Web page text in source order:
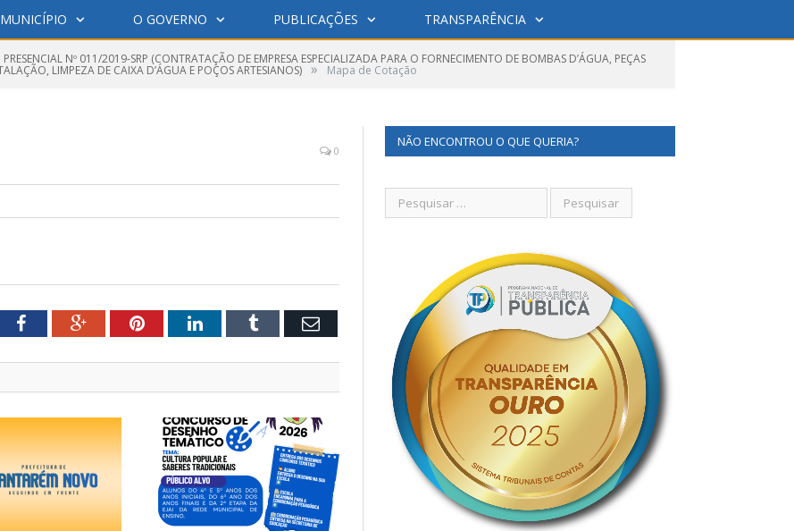
O GOVERNO PUBLICAÇÕES TRANSPARÊNCIA
PRESENCIAL Nº 011/2019-SRP (CONTRATAÇÃO DE EMPRESA ESPECIALIZADA PARA O FORNECIMENTO DE BOMBAS D’ÁGUA, PEÇAS
LIMPEZA DE CAIXA D’ÁGUA E POÇOS ARTESIANOS) » Mapa de Cotação
0
FacebookGoogle+PinterestLinkedInTumblr Email
NÃO ENCONTROU O QUE QUERIA?